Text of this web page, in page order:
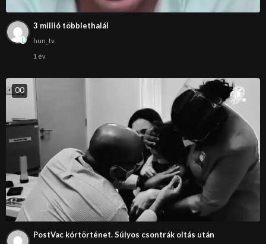
3 millió többlethalál
hun_tv
1 év
00
PostVac kórtörténet. Súlyos csontrák oltás után